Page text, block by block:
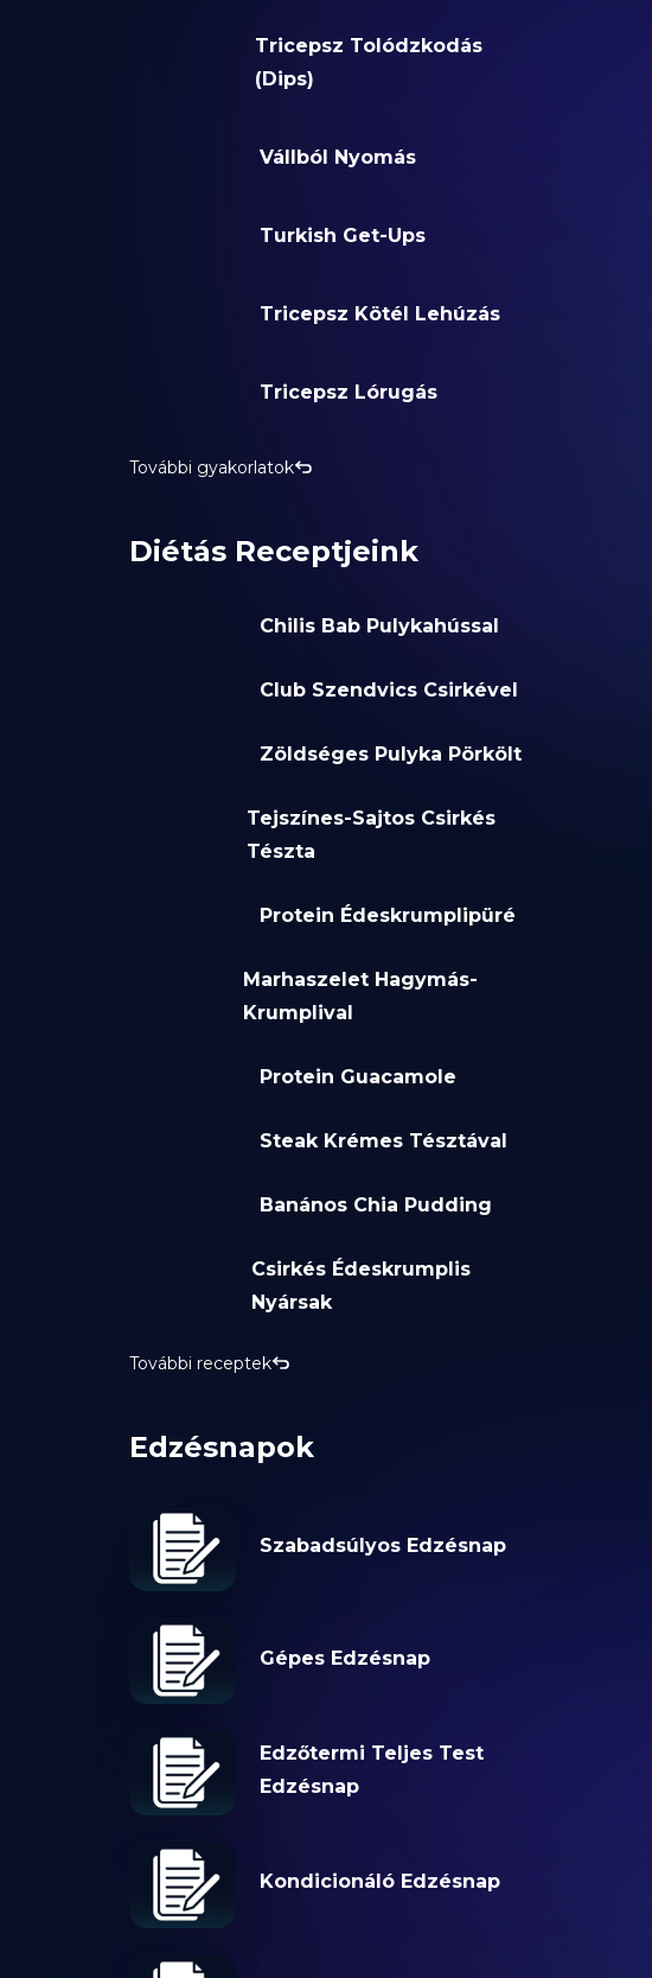
Tricepsz Tolódzkodás
(Dips)
Vállból Nyomás
Turkish Get-Ups
Tricepsz Kötél Lehúzás
Tricepsz Lórugás
További gyakorlatok
Diétás Receptjeink
Chilis Bab Pulykahússal
Club Szendvics Csirkével
Zöldséges Pulyka Pörkölt
Tejszínes-Sajtos Csirkés
Tészta
Protein Édeskrumplipüré
Marhaszelet Hagymás-
Krumplival
Protein Guacamole
Steak Krémes Tésztával
Banános Chia Pudding
Csirkés Édeskrumplis
Nyársak
További receptek
Edzésnapok
Szabadsúlyos Edzésnap
Gépes Edzésnap
Edzőtermi Teljes Test
Edzésnap
Kondicionáló Edzésnap